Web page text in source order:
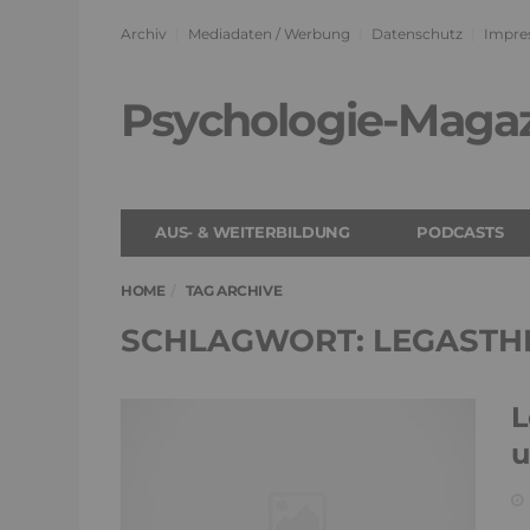
Archiv Mediadaten / Werbung Datenschutz
Psychologie-
AUS- & WEITERBILDUNG PODCASTS
HOME TAG ARCHIVE
SCHLAGWORT: